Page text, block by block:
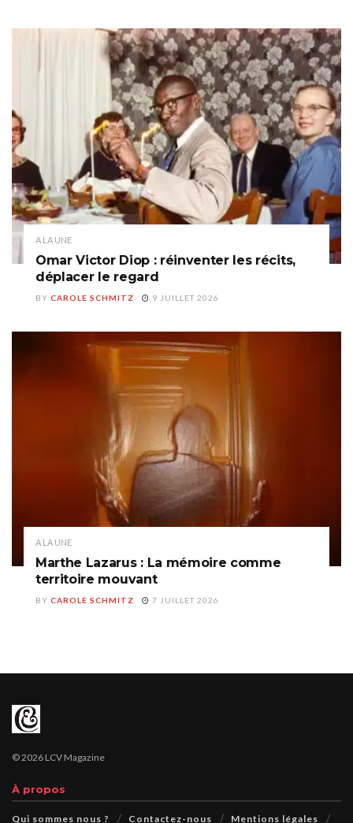
A LA UNE
Omar Victor Diop : réinventer les récits,
déplacer le regard
BY CAROLE SCHMITZ 9 JUILLET 2026
A LA UNE
Marthe Lazarus : La mémoire comme
territoire mouvant
BY CAROLE SCHMITZ 7 JUILLET 2026
© 2026 LCV Magazine
À propos
Qui sommes nous ? Contactez-nous Mentions légales